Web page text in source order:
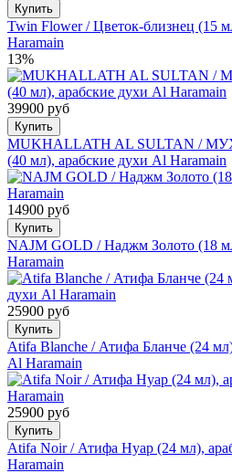
Купить
Twin Flower / Цветок-близнец (15
Haramain
13%
39900 руб
Купить
MUKHALLATH AL SULTAN /
(40 мл), арабские духи Al Haramain
14900 руб
Купить
NAJM GOLD / Наджм Золото (18
Haramain
25900 руб
Купить
Atifa Blanche / Атифа Бланче (24
Al Haramain
25900 руб
Купить
Atifa Noir / Атифа Нуар (24 мл),
Haramain